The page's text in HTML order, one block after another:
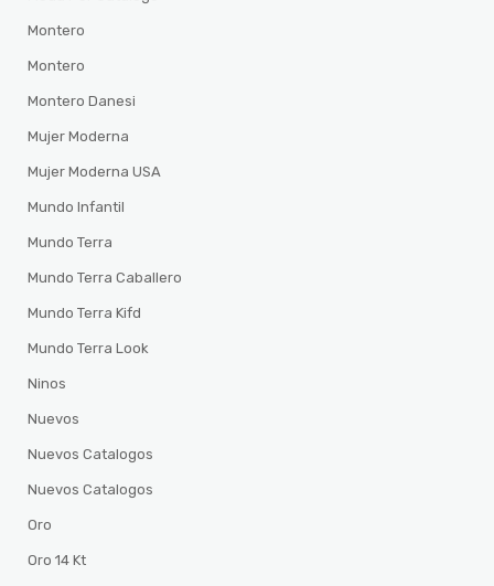
Montero
Montero
Montero Danesi
Mujer Moderna
Mujer Moderna USA
Mundo Infantil
Mundo Terra
Mundo Terra Caballero
Mundo Terra Kifd
Mundo Terra Look
Ninos
Nuevos
Nuevos Catalogos
Nuevos Catalogos
Oro
Oro 14 Kt